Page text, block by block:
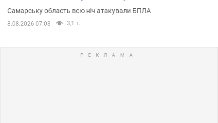
Самарську область всю ніч атакували БПЛА
8.08.2026 07:03 3,1 т.